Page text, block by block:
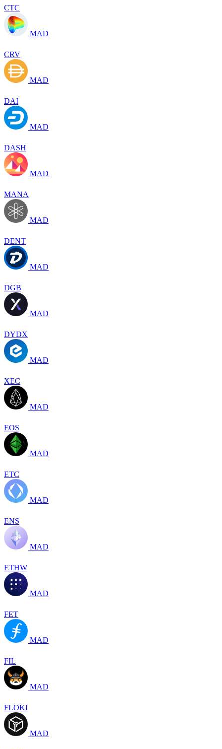
CTC
MAD
CRV
MAD
DAI
MAD
DASH
MAD
MANA
MAD
DENT
MAD
DGB
MAD
DYDX
MAD
XEC
MAD
EOS
MAD
ETC
MAD
ENS
MAD
ETHW
MAD
FET
MAD
FIL
MAD
FLOKI
MAD